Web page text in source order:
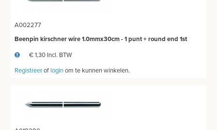
A002277
Beenpin kirschner wire 1.0mmx30cm - 1 punt + round end 1st
€ 1,30 Incl. BTW
Registreerof loginom te kunnen winkelen.